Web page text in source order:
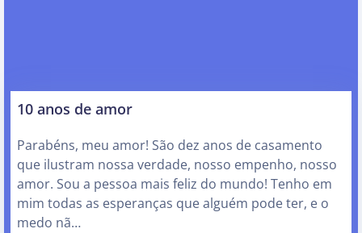
10 anos de amor
Parabéns, meu amor! São dez anos de casamento
que ilustram nossa verdade, nosso empenho, nosso
amor. Sou a pessoa mais feliz do mundo! Tenho em
mim todas as esperanças que alguém pode ter, e o
medo nã…